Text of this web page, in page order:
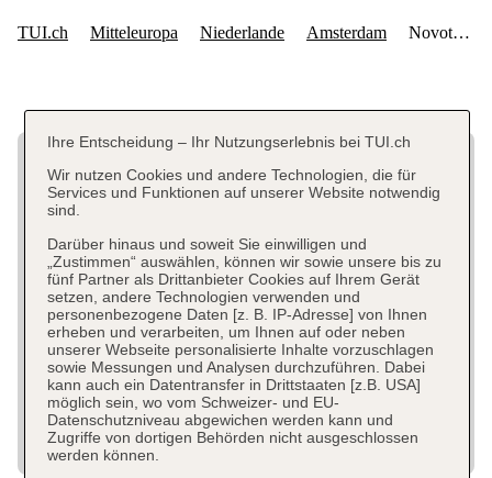
Ihre Entscheidung – Ihr Nutzungserlebnis bei TUI.ch
Wir nutzen Cookies und andere Technologien, die für
Services und Funktionen auf unserer Website notwendig
sind.
Darüber hinaus und soweit Sie einwilligen und
„Zustimmen“ auswählen, können wir sowie unsere bis zu
fünf Partner als Drittanbieter Cookies auf Ihrem Gerät
setzen, andere Technologien verwenden und
personenbezogene Daten [z. B. IP-Adresse] von Ihnen
erheben und verarbeiten, um Ihnen auf oder neben
unserer Webseite personalisierte Inhalte vorzuschlagen
sowie Messungen und Analysen durchzuführen. Dabei
kann auch ein Datentransfer in Drittstaaten [z.B. USA]
möglich sein, wo vom Schweizer- und EU-
Datenschutzniveau abgewichen werden kann und
Zugriffe von dortigen Behörden nicht ausgeschlossen
werden können.